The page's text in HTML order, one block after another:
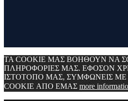
ΤΑ COOKIE ΜΑΣ ΒΟΗΘΟΥΝ ΝΑ
ΠΛΗΡΟΦΟΡΙΕΣ ΜΑΣ. ΕΦΟΣΟΝ
ΙΣΤΟΤΟΠΟ ΜΑΣ, ΣΥΜΦΩΝΕΙΣ
COOKIE ΑΠΟ ΕΜΑΣ more